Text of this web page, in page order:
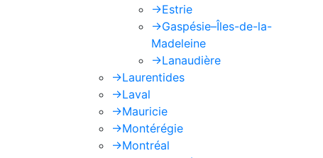
->Estrie
->Gaspésie–Îles-de-la-
Madeleine
->Lanaudière
->Laurentides
->Laval
->Mauricie
->Montérégie
->Montréal